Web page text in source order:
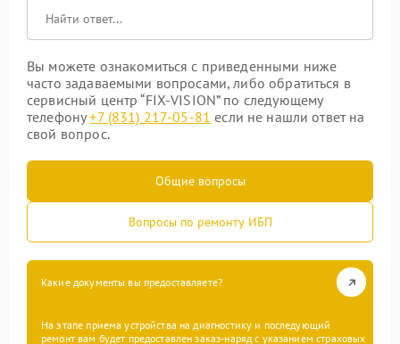
Вы можете ознакомиться с приведенными ниже
часто задаваемыми вопросами, либо обратиться в
сервисный центр “FIX-VISION” по следующему
телефону+7 (831) 217-05-81 если не нашли ответ на
свой вопрос.
Общие вопросы
Вопросы по ремонту ИБП
Какие документы вы предоставляете?
На этапе приема устройства на диагностику и последующий
ремонт вам будет предоставлен заказ-наряд с указанием страховых